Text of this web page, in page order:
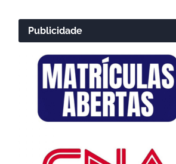
Publicidade